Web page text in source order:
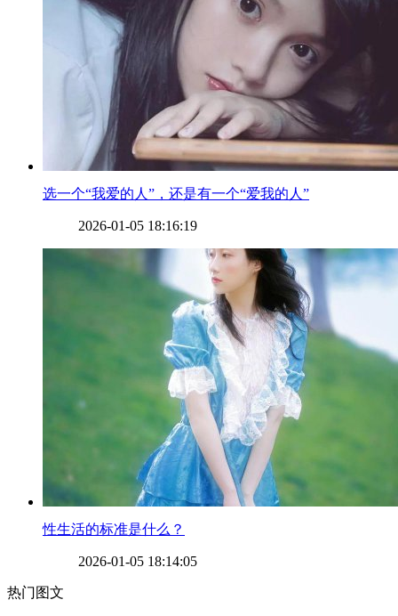
​选一个“我爱的人”，还是有一个“爱我的人”
2026-01-05 18:16:19
​性生活的标准是什么？
2026-01-05 18:14:05
热门图文